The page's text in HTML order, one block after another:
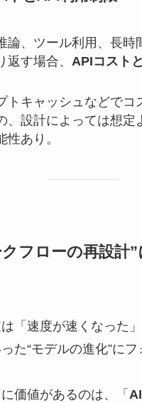
論、ツール利用、長時
返す場合、 APIコスト
トキャッシュなどでコ
、設計によっては想定
性あり。
フローの再設計”
「速度が速くなった
た“モデルの進化”に
価値があるのは、「